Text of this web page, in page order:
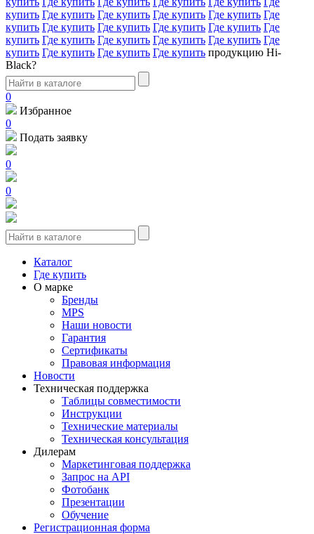
купить Где купить Где купить Где купить Где купить Где
купить Где купить Где купить Где купить Где купить Где
купить Где купить Где купить Где купить Где купить Где
купить Где купить Где купить Где купить продукцию Hi-
Black?
0
Избранное
0
Подать заявку
0
0
Каталог
Где купить
О марке
Бренды
MPS
Наши новости
Гарантия
Сертификаты
Правовая информация
Новости
Техническая поддержка
Таблицы совместимости
Инструкции
Технические материалы
Техническая консультация
Дилерам
Маркетинговая поддержка
Запрос на API
Фотобанк
Презентации
Обучение
Регистрационная форма